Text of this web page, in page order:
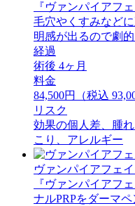
『ヴァンパイアフ
毛穴やくすみなど
明感が出るので劇
経過
術後 4ヶ月
料金
84,500円（税込
リスク
効果の個人差、腫
こり、アレルギー
ヴァンパイアフェ
『ヴァンパイアフ
ナルPRPをダーマ